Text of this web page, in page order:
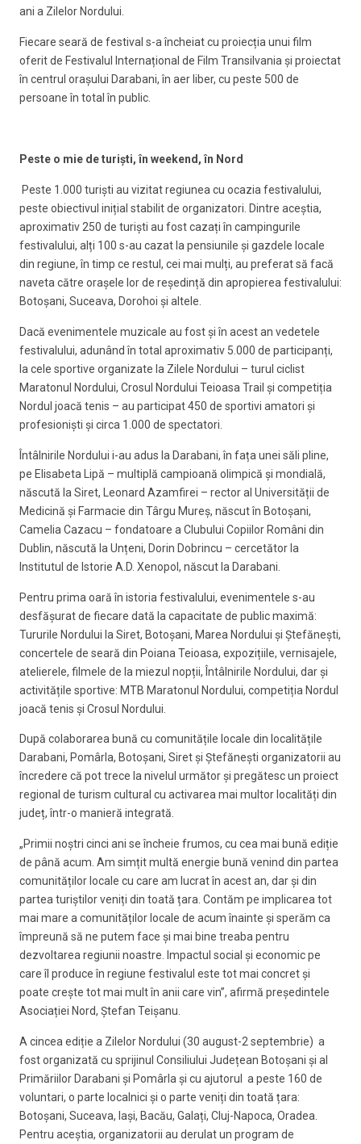
ani a Zilelor Nordului.
Fiecare seară de festival s-a încheiat cu proiecția unui film
oferit de Festivalul Internațional de Film Transilvania și proiectat
în centrul orașului Darabani, în aer liber, cu peste 500 de
persoane în total în public.
Peste o mie de turiști, în weekend, în Nord
Peste 1.000 turiști au vizitat regiunea cu ocazia festivalului,
peste obiectivul inițial stabilit de organizatori. Dintre aceștia,
aproximativ 250 de turiști au fost cazați în campingurile
festivalului, alți 100 s-au cazat la pensiunile și gazdele locale
din regiune, în timp ce restul, cei mai mulți, au preferat să facă
naveta către orașele lor de reședință din apropierea festivalului:
Botoșani, Suceava, Dorohoi și altele.
Dacă evenimentele muzicale au fost și în acest an vedetele
festivalului, adunând în total aproximativ 5.000 de participanți,
la cele sportive organizate la Zilele Nordului – turul ciclist
Maratonul Nordului, Crosul Nordului Teioasa Trail și competiția
Nordul joacă tenis – au participat 450 de sportivi amatori și
profesioniști și circa 1.000 de spectatori.
Întâlnirile Nordului i-au adus la Darabani, în fața unei săli pline,
pe Elisabeta Lipă – multiplă campioană olimpică și mondială,
născută la Siret, Leonard Azamfirei – rector al Universității de
Medicină și Farmacie din Târgu Mureș, născut în Botoșani,
Camelia Cazacu – fondatoare a Clubului Copiilor Români din
Dublin, născută la Unțeni, Dorin Dobrincu – cercetător la
Institutul de Istorie A.D. Xenopol, născut la Darabani.
Pentru prima oară în istoria festivalului, evenimentele s-au
desfășurat de fiecare dată la capacitate de public maximă:
Tururile Nordului la Siret, Botoșani, Marea Nordului și Ștefănești,
concertele de seară din Poiana Teioasa, expozițiile, vernisajele,
atelierele, filmele de la miezul nopții, Întâlnirile Nordului, dar și
activitățile sportive: MTB Maratonul Nordului, competiția Nordul
joacă tenis și Crosul Nordului.
După colaborarea bună cu comunitățile locale din localitățile
Darabani, Pomârla, Botoșani, Siret și Ștefănești organizatorii au
încredere că pot trece la nivelul următor și pregătesc un proiect
regional de turism cultural cu activarea mai multor localități din
județ, într-o manieră integrată.
„Primii noștri cinci ani se încheie frumos, cu cea mai bună ediție
de până acum. Am simțit multă energie bună venind din partea
comunităților locale cu care am lucrat în acest an, dar și din
partea turiștilor veniți din toată țara. Contăm pe implicarea tot
mai mare a comunităților locale de acum înainte și sperăm ca
împreună să ne putem face și mai bine treaba pentru
dezvoltarea regiunii noastre. Impactul social și economic pe
care îl produce în regiune festivalul este tot mai concret și
poate crește tot mai mult în anii care vin”, afirmă președintele
Asociației Nord, Ștefan Teișanu.
A cincea ediție a Zilelor Nordului (30 august-2 septembrie) a
fost organizată cu sprijinul Consiliului Județean Botoșani și al
Primăriilor Darabani și Pomârla și cu ajutorul a peste 160 de
voluntari, o parte localnici și o parte veniți din toată țara:
Botoșani, Suceava, Iași, Bacău, Galați, Cluj-Napoca, Oradea.
Pentru aceștia, organizatorii au derulat un program de